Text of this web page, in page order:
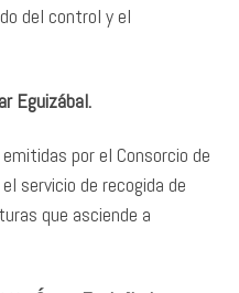
del control y el
Eguizábal.
por el Consorcio de
servicio de recogida de
que asciende a